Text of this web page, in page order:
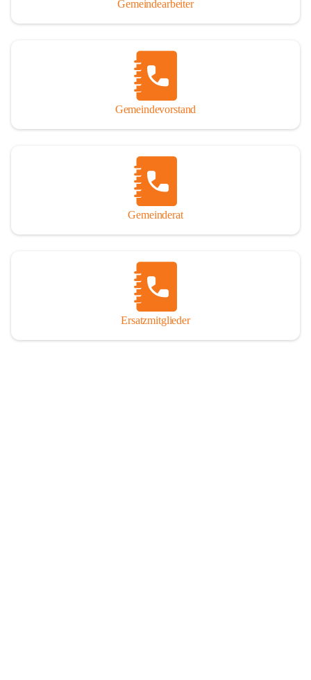
So darf ich Sie zu einer interessanten, vergnüglichen und
manchmal auch nachdenklich machenden Zeitreise durch die
Jahrhunderte, ja Jahrtausende alte Geschichte von der Steinzeit
einladen.
Gemeindearbeiter
Gemeindevorstand
Gemeinderat
Ersatzmitglieder